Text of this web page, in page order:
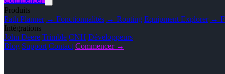
Produits
Path Planner → Fonctionnalités → Routing Equipment Explorer →
Intégrations
John Deere Trimble CNH Développeurs
Blog Support Contact Commencer →